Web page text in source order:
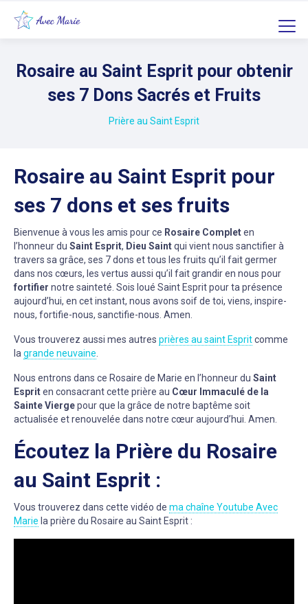
Rosaire au Saint Esprit pour obtenir
ses 7 Dons Sacrés et Fruits
Prière au Saint Esprit
Rosaire au Saint Esprit pour
ses 7 dons et ses fruits
Bienvenue à vous les amis pour ce Rosaire Completen
l’honneur du Saint Esprit, Dieu Saintqui vient nous sanctifier à
travers sa grâce, ses 7 dons et tous les fruits qu’il fait germer
dans nos cœurs, les vertus aussi qu’il fait grandir en nous pour
fortifier notre sainteté. Sois loué Saint Esprit pour ta présence
aujourd’hui, en cet instant, nous avons soif de toi, viens, inspire-
nous, fortifie-nous, sanctifie-nous. Amen.
Vous trouverez aussi mes autres prières au saint Espritcomme
la grande neuvaine
Nous entrons dans ce Rosaire de Marie en l’honneur du Saint
Espriten consacrant cette prière au Cœur Immaculé de la
Sainte Viergepour que la grâce de notre baptême soit
actualisée et renouvelée dans notre cœur aujourd’hui. Amen.
Écoutez la Prière du Rosaire
au Saint Esprit :
Vous trouverez dans cette vidéo de ma chaîne Youtube Avec
Marie la prière du Rosaire au Saint Esprit :